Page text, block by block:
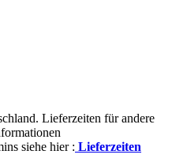
Lieferzeiten für andere
siehe hier : Lieferzeiten